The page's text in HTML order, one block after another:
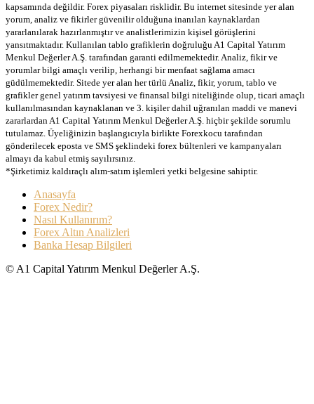
kapsamında değildir. Forex piyasaları risklidir. Bu internet sitesinde yer alan
yorum, analiz ve fikirler güvenilir olduğuna inanılan kaynaklardan
yararlanılarak hazırlanmıştır ve analistlerimizin kişisel görüşlerini
yansıtmaktadır. Kullanılan tablo grafiklerin doğruluğu A1 Capital Yatırım
Menkul Değerler A.Ş. tarafından garanti edilmemektedir. Analiz, fikir ve
yorumlar bilgi amaçlı verilip, herhangi bir menfaat sağlama amacı
güdülmemektedir. Sitede yer alan her türlü Analiz, fikir, yorum, tablo ve
grafikler genel yatırım tavsiyesi ve finansal bilgi niteliğinde olup, ticari amaçlı
kullanılmasından kaynaklanan ve 3. kişiler dahil uğranılan maddi ve manevi
zararlardan A1 Capital Yatırım Menkul Değerler A.Ş. hiçbir şekilde sorumlu
tutulamaz. Üyeliğinizin başlangıcıyla birlikte Forexkocu tarafından
gönderilecek eposta ve SMS şeklindeki forex bültenleri ve kampanyaları
almayı da kabul etmiş sayılırsınız.
*Şirketimiz kaldıraçlı alım-satım işlemleri yetki belgesine sahiptir.
Anasayfa
Forex Nedir?
Nasıl Kullanırım?
Forex Altın Analizleri
Banka Hesap Bilgileri
© A1 Capital Yatırım Menkul Değerler A.Ş.